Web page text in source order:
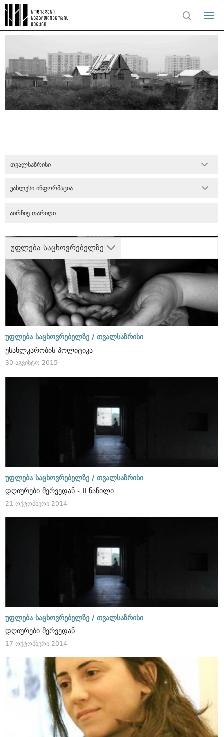
თვალსაზრისი
უფლება საცხოვრებელზე
უახლესი ინფორმაცია
უფლება საცხოვრებელზე / თვალსაზრისი
უსახლკარობის პოლიტიკა
30 აგვისტო 2015
უფლება საცხოვრებელზე / თვალსაზრისი
დღიურები მერვედან - II ნაწილი
21 ოქტომბერი 2014
უფლება საცხოვრებელზე / თვალსაზრისი
დღიურები მერვედან
17 ოქტომბერი 2014